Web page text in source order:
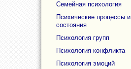
Семейная психология
Психические процессы и
состояния
Психология групп
Психология конфликта
Психология эмоций